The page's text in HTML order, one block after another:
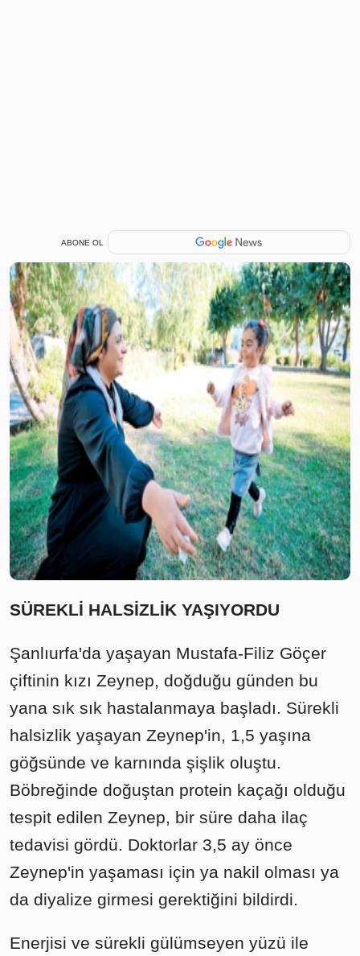
ABONE OL
SÜREKLİ HALSİZLİK YAŞIYORDU
Şanlıurfa'da yaşayan Mustafa-Filiz Göçer
çiftinin kızı Zeynep, doğduğu günden bu
yana sık sık hastalanmaya başladı. Sürekli
halsizlik yaşayan Zeynep'in, 1,5 yaşına
göğsünde ve karnında şişlik oluştu.
Böbreğinde doğuştan protein kaçağı olduğu
tespit edilen Zeynep, bir süre daha ilaç
tedavisi gördü. Doktorlar 3,5 ay önce
Zeynep'in yaşaması için ya nakil olması ya
da diyalize girmesi gerektiğini bildirdi.
Enerjisi ve sürekli gülümseyen yüzü ile